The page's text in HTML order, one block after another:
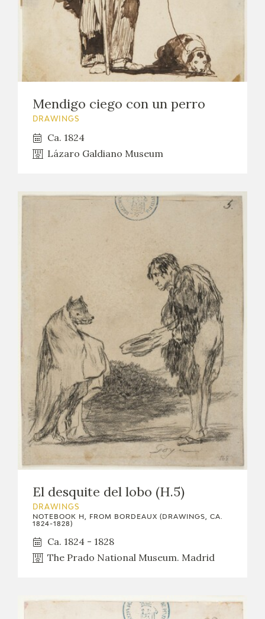
Mendigo ciego con un perro
DRAWINGS
Ca. 1824
Lázaro Galdiano Museum
El desquite del lobo (H.5)
DRAWINGS
NOTEBOOK H, FROM BORDEAUX (DRAWINGS, CA.
1824-1828)
Ca. 1824 - 1828
The Prado National Museum. Madrid